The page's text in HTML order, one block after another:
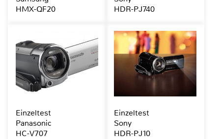
HMX-QF20
HDR-PJ740
Einzeltest
Panasonic
HC-V707
Einzeltest
Sony
HDR-PJ10